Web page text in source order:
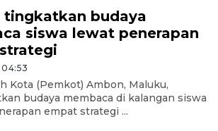
tingkatkan budaya
siswa lewat penerapan
04:53
Kota (Pemkot) Ambon, Maluku,
budaya membaca di kalangan siswa
empat strategi ...